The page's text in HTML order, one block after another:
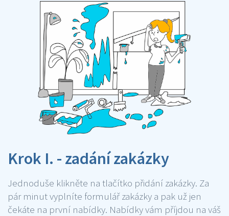
Krok I. - zadání zakázky
Jednoduše klikněte na tlačítko přidání zakázky. Za
pár minut vyplníte formulář zakázky a pak už jen
čekáte na první nabídky. Nabídky vám příjdou na váš